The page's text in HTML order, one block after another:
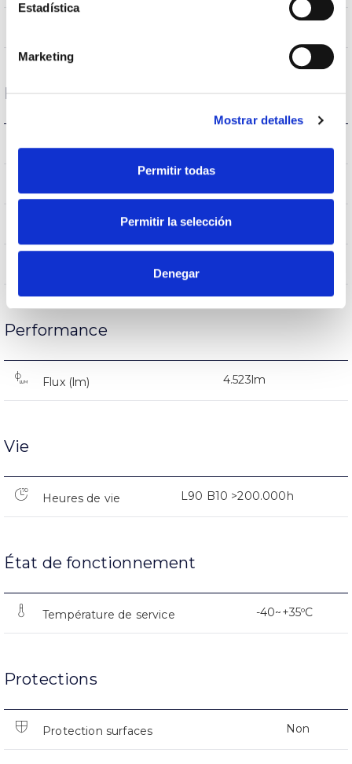
Estadística
Marketing
Mostrar detalles
Permitir todas
Permitir la selección
Denegar
Logement et finition
IK Protection contre des impacts
Performance
Flux (lm) 4.523lm
Vie
Heures de vie L90 B10 >200.000h
État de fonctionnement
Température de service -40~+35ºC
Protections
Protection surfaces Non